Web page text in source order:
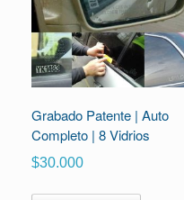
Grabado Patente | Auto
Completo | 8 Vidrios
$30.000